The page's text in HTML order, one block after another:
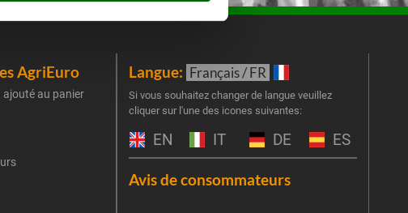
AgriEuro
ajouté au panier
Langue: Français / FR
Si vous souhaitez changer de langue veuillez
cliquer sur l'une des icones suivantes:
EN IT DE ES
Avis de consommateurs